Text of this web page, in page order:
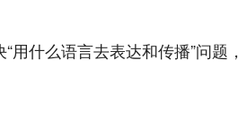
什么语言去表达和传播”问